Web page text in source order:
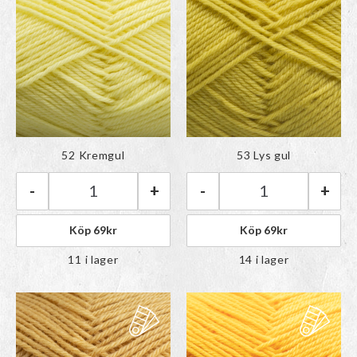
Färgen har lagts till i
paletten
Rauma Babygarn | 52 Kremgul mängd
- +
52 Kremgul
Köp 69kr
11 i lager
Färgen har lagts till i
paletten
Rauma
- +
53 Lys gul
Köp 69kr
14 i lager